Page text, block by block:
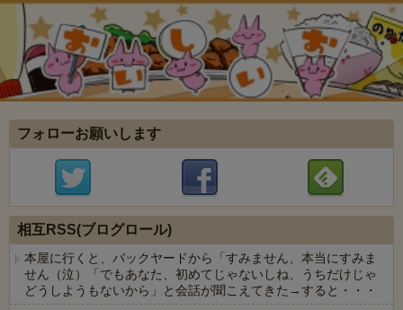
フォローお願いします
相互RSS(ブログロール)
本屋に行くと、バックヤードから「すみません、本当にすみま
せん（泣）「でもあなた、初めてじゃないしね、うちだけじゃ
どうしようもないから」と会話が聞こえてきた→すると・・・